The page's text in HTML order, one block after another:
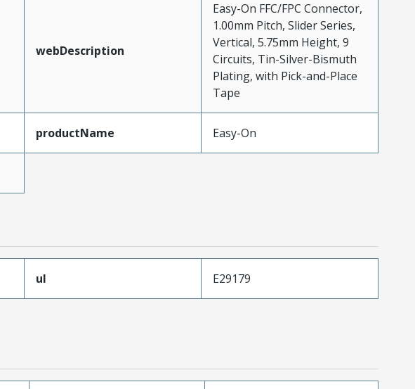
webDescription
Easy-On FFC/FPC Connector,
1.00mm Pitch, Slider Series,
Vertical, 5.75mm Height, 9
Circuits, Tin-Silver-Bismuth
Plating, with Pick-and-Place
Tape
productName Easy-On
ul
E29179